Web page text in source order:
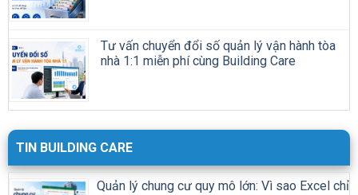
Tư vấn chuyển đổi số quản lý vận hành tòa
nhà 1:1 miễn phí cùng Building Care
TIN BUILDING CARE
Quản lý chung cư quy mô lớn: Vì sao Excel chỉ